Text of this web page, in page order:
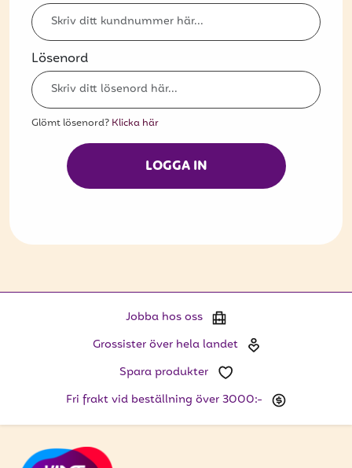
Hitta din grossist
Hållbarhet
Jobba hos oss
Kontakta oss
Om oss
Event
Vill du få erbjudanden och vara den första
att få uppdateringar kring kampanjer?
Ange din e-postadress nedan för att ta del av våra
nyheter och erbjudanden.
Lösenord
Glömt lösenord? Klicka här
LOGGA IN
Jobba hos oss
Grossister över hela landet
Spara produkter
Fri frakt vid beställning över 3000:-